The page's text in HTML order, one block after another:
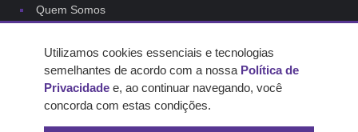
Quem Somos
Contato
Capas do site
Regras dos comentários
Utilizamos cookies essenciais e tecnologias
semelhantes de acordo com a nossa Política de
Privacidade e, ao continuar navegando, você
concorda com estas condições.